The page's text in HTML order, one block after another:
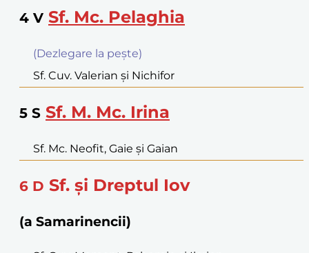
4 V Sf. Mc. Pelaghia
(Dezlegare la peşte)
Sf. Cuv. Valerian şi Nichifor
5 S Sf. M. Mc. Irina
Sf. Mc. Neofit, Gaie şi Gaian
6 D Sf. şi Dreptul Iov
(a Samarinencii)